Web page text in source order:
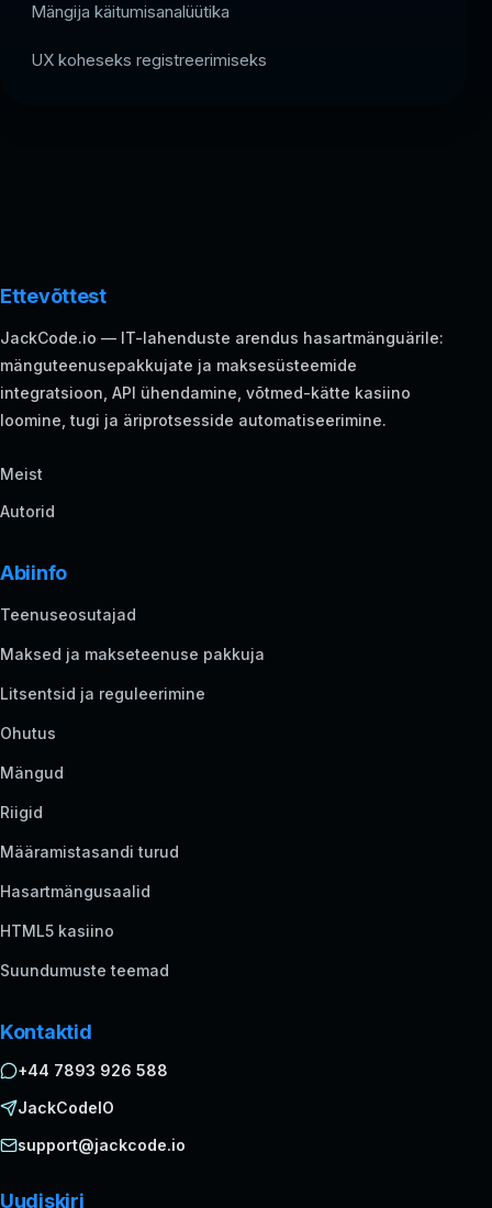
Mängija käitumisanalüütika
UX koheseks registreerimiseks
Ettevõttest
JackCode.io — IT-lahenduste arendus hasartmänguärile:
mänguteenusepakkujate ja maksesüsteemide
integratsioon, API ühendamine, võtmed-kätte kasiino
loomine, tugi ja äriprotsesside automatiseerimine.
Meist
Autorid
Abiinfo
Teenuseosutajad
Maksed ja makseteenuse pakkuja
Litsentsid ja reguleerimine
Ohutus
Mängud
Riigid
Määramistasandi turud
Hasartmängusaalid
HTML5 kasiino
Suundumuste teemad
Kontaktid
+44 7893 926 588
JackCodeIO
support@jackcode.io
Uudiskiri